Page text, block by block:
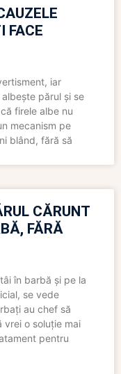
FACE
iar
părul și se
firele albe nu
mecanism pe
blând, fără să
CĂRUNT
FĂRĂ
în barbă și pe la
se vede
au chef să
vrei o soluție mai
pentru